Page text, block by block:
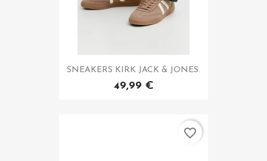
SNEAKERS KIRK JACK & JONES.
49,99 €
favorite_border